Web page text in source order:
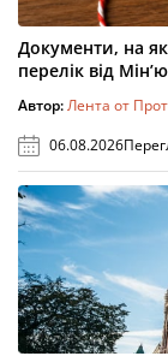
Документи, на
перелік від
Автор:Лента от
06.08.2026